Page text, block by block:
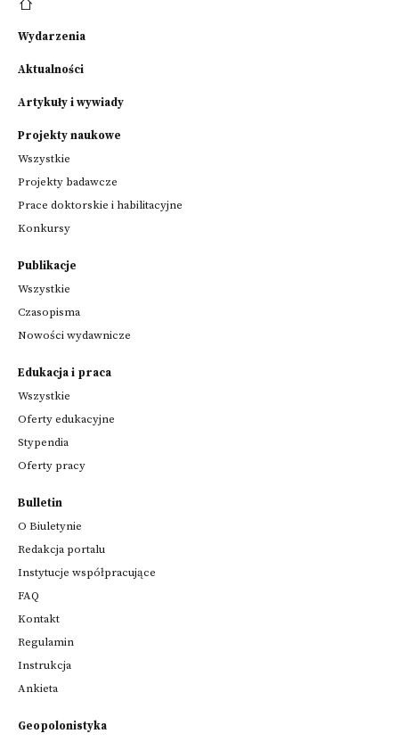
Wydarzenia
Aktualności
Artykuły i wywiady
Projekty naukowe
Wszystkie
Projekty badawcze
Prace doktorskie i habilitacyjne
Konkursy
Publikacje
Wszystkie
Czasopisma
Nowości wydawnicze
Edukacja i praca
Wszystkie
Oferty edukacyjne
Stypendia
Oferty pracy
Bulletin
O Biuletynie
Redakcja portalu
Instytucje współpracujące
FAQ
Kontakt
Regulamin
Instrukcja
Ankieta
Geopolonistyka